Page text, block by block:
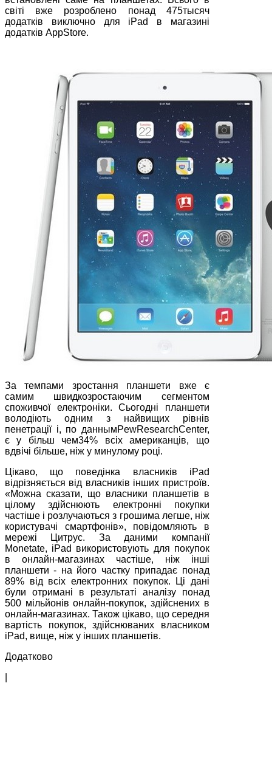
світі вже розроблено понад 475тысяч
додатків виключно для iPad в магазині
додатків AppStore.
За темпами зростання планшети вже є
самим швидкозростаючим сегментом
споживчої електроніки. Сьогодні планшети
володіють одним з найвищих рівнів
пенетрації і, по даннымPewResearchCenter,
є у більш чем34% всіх американців, що
вдвічі більше, ніж у минулому році.
Цікаво, що поведінка власників iPad
відрізняється від власників інших пристроїв.
«Можна сказати, що власники планшетів в
цілому здійснюють електронні покупки
частіше і розлучаються з грошима легше, ніж
користувачі смартфонів», повідомляють в
мережі Цитрус. За даними компанії
Monetate, iPad використовують для покупок
в онлайн-магазинах частіше, ніж інші
планшети - на його частку припадає понад
89% від всіх електронних покупок. Ці дані
були отримані в результаті аналізу понад
500 мільйонів онлайн-покупок, здійснених в
онлайн-магазинах. Також цікаво, що середня
вартість покупок, здійснюваних власником
iPad, вище, ніж у інших планшетів.
Додатково